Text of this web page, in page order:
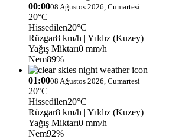
00:0008 Ağustos 2026, Cumartesi
20°C
Hissedilen20°C
Rüzgar8 km/h | Yıldız (Kuzey)
Yağış Miktarı0 mm/h
Nem89%
01:0008 Ağustos 2026, Cumartesi
20°C
Hissedilen20°C
Rüzgar8 km/h | Yıldız (Kuzey)
Yağış Miktarı0 mm/h
Nem92%